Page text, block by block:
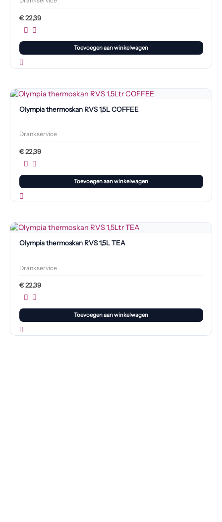
€22,39
Toevoegen aan winkelwagen
Olympia thermoskan RVS 1,5L COFFEE
Drankservice
€22,39
Toevoegen aan winkelwagen
Olympia thermoskan RVS 1,5L TEA
Drankservice
€22,39
Toevoegen aan winkelwagen